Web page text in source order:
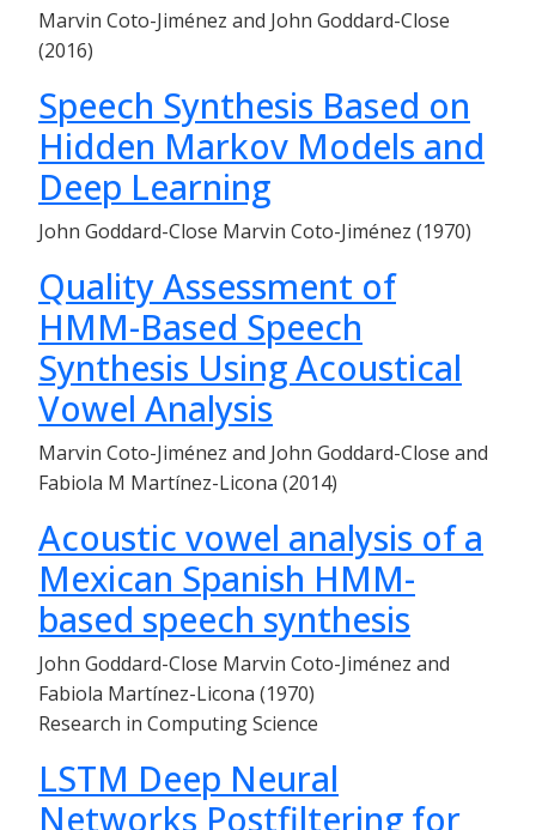
Marvin Coto-Jiménez and John Goddard-Close
(2016)
Speech Synthesis Based on
Hidden Markov Models and
Deep Learning
John Goddard-Close Marvin Coto-Jiménez (1970)
Quality Assessment of
HMM-Based Speech
Synthesis Using Acoustical
Vowel Analysis
Marvin Coto-Jiménez and John Goddard-Close and
Fabiola M Martínez-Licona (2014)
Acoustic vowel analysis of a
Mexican Spanish HMM-
based speech synthesis
John Goddard-Close Marvin Coto-Jiménez and
Fabiola Martínez-Licona (1970)
Research in Computing Science
LSTM Deep Neural
Networks Postfiltering for